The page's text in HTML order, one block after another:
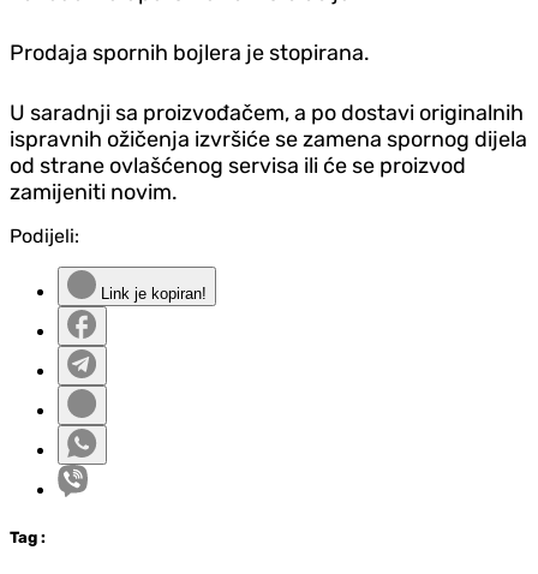
Prodaja spornih bojlera je stopirana.
U saradnji sa proizvođačem, a po dostavi originalnih
ispravnih ožičenja izvršiće se zamena spornog dijela
od strane ovlašćenog servisa ili će se proizvod
zamijeniti novim.
Podijeli:
Link je kopiran!
Tag :